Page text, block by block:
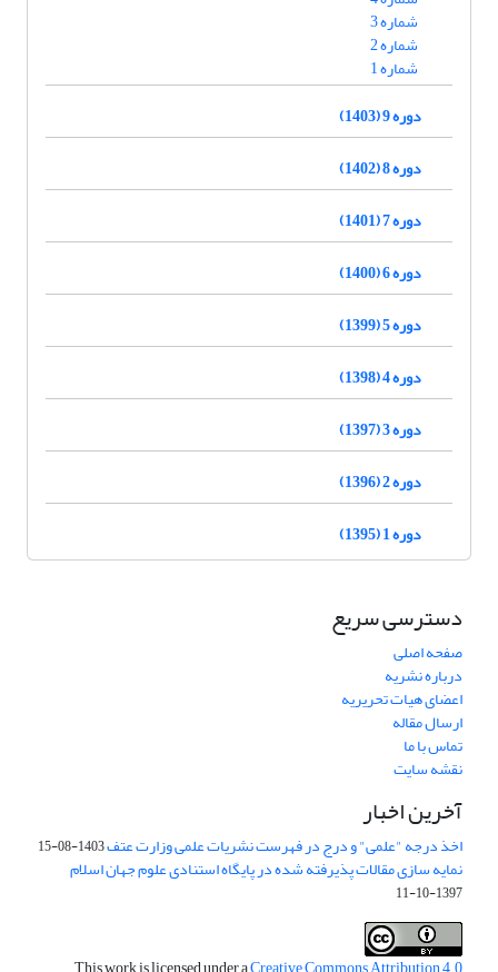
شماره 3
شماره 2
شماره 1
دوره 9 (1403)
دوره 8 (1402)
دوره 7 (1401)
دوره 6 (1400)
دوره 5 (1399)
دوره 4 (1398)
دوره 3 (1397)
دوره 2 (1396)
دوره 1 (1395)
دسترسی سریع
صفحه اصلی
درباره نشریه
اعضای هیات تحریریه
ارسال مقاله
تماس با ما
نقشه سایت
آخرین اخبار
اخذ درجه "علمی" و درج در فهرست نشریات علمی وزارت عتف1403-08-15
نمایه سازی مقالات پذیرفته شده در پایگاه استنادی علوم جهان اسلام
1397-10-11